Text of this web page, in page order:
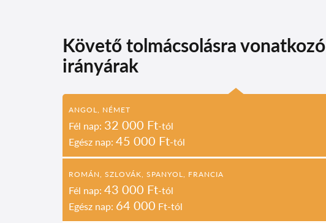
Követő tolmácsolásra vonatkozó
irányárak
ANGOL, NÉMET
Fél nap: 32 000 Ft-tól
Egész nap: 45 000 Ft-tól
ROMÁN, SZLOVÁK, SPANYOL, FRANCIA
Fél nap: 43 000 Ft-tól
Egész nap: 64 000 Ft-tól